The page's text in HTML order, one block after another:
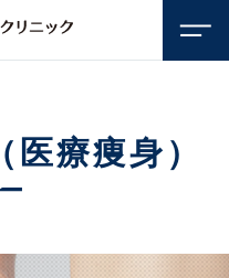
（医療痩身）